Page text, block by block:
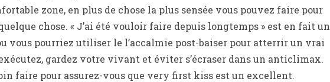
zone, en plus de chose la plus sensée vous pouvez faire pour
chose. « J’ai été vouloir faire depuis longtemps » est en fait un
vous pourriez utiliser le l’accalmie post-baiser pour atterrir un vrai
gardez votre vivant et éviter s’écraser dans un anticlimax.
faire pour assurez-vous que very first kiss est un excellent.